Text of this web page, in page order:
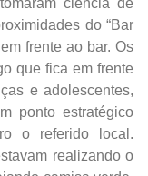
ciência de
do “Bar
frente ao bar. Os
que fica em frente
e adolescentes,
ponto estratégico
o referido local.
realizando o